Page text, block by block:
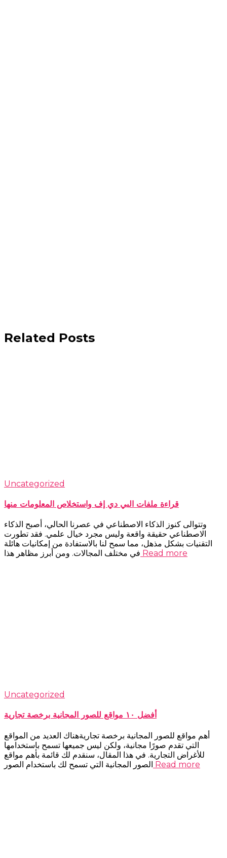
Related Posts
Uncategorized
قراءة ملفات البي دي إف واستخلاص المعلومات منها
وتتوالى كنوز الذكاء الاصطناعي في عصرنا الحالي، أصبح الذكاء
الاصطناعي حقيقة واقعة وليس مجرد خيال علمي. فقد تطورت
التقنيات بشكل مذهل، مما سمح لنا بالاستفادة من إمكانيات هائلة
في مختلف المجالات. ومن أبرز مظاهر هذا Read more
Uncategorized
أفضل ١٠ مواقع للصور المجانية برخصة تجارية
أهم مواقع للصور المجانية برخصة تجاريةهناك العديد من المواقع
التي تقدم صورًا مجانية، ولكن ليس جميعها تسمح باستخدامها
للأغراض التجارية. في هذا المقال، سنقدم لك قائمة بأهم مواقع
الصور المجانية التي تسمح لك باستخدام الصور Read more